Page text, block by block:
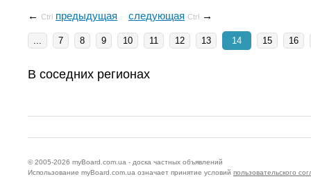
← Ctrl предыдущая следующая Ctrl →
... 7 8 9 10 11 12 13 14 15 16
В соседних регионах
© 2005-2026 myBoard.com.ua - доска частных объявлений
Использование myBoard.com.ua означает принятие условий пользовательского